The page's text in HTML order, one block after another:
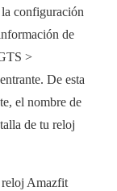
configuración
de
>
De esta
el nombre de
de tu reloj
reloj Amazfit